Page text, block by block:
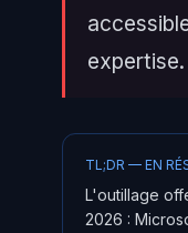
TL;DR — EN
L'outillage
2026 :